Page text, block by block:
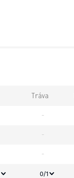
Tráva
-
-
-
0/1